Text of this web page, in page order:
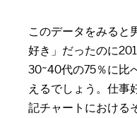
このデータをみると
好き」だったのに
30~40代の75％に比
えるでしょう。仕事
記チャートにおける